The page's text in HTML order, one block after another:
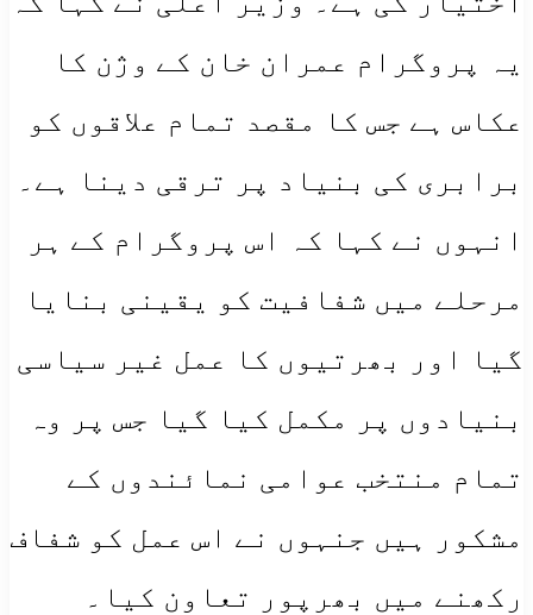
یہ پروگرام عمران خان کے وژن کا
عکاس ہے جس کا مقصد تمام علاقوں کو
برابری کی بنیاد پر ترقی دینا ہے۔
انہوں نے کہا کہ اس پروگرام کے ہر
مرحلے میں شفافیت کو یقینی بنایا
گیا اور بھرتیوں کا عمل غیر سیاسی
بنیادوں پر مکمل کیا گیا جس پر وہ
تمام منتخب عوامی نمائندوں کے
مشکور ہیں جنہوں نے اس عمل کو شفاف
رکھنے میں بھرپور تعاون کیا۔